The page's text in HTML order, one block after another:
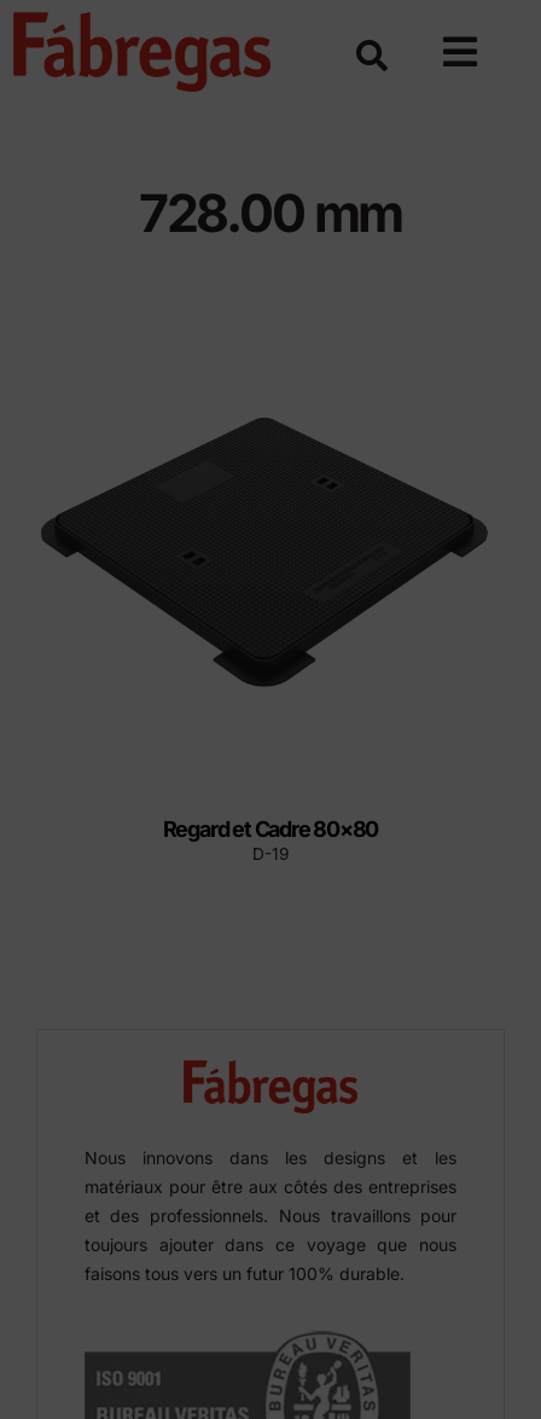
Skip
728.00 mm
Regard et Cadre 80×80
D-19
Nous innovons dans les designs et les
matériaux pour être aux côtés des entreprises
et des professionnels. Nous travaillons pour
toujours ajouter dans ce voyage que nous
faisons tous vers un futur 100% durable.